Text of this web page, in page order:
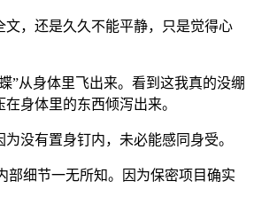
文，还是久久不能平静，只是觉得心
”从身体里飞出来。看到这我真的没绷
身体里的东西倾泻出来。
没有置身钉内，未必能感同身受。
部细节一无所知。因为保密项目确实